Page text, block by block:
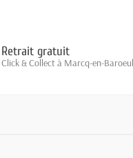
Retrait gratuit
Click & Collect à Marcq-en-Baroeul